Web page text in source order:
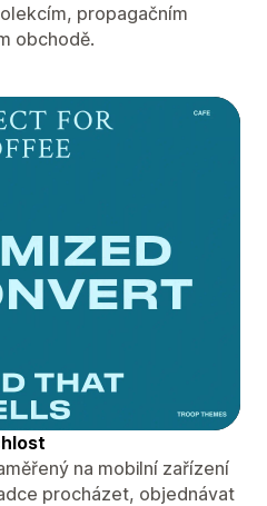
propagačním
obchodě.
na mobilní zařízení
procházet, objednávat